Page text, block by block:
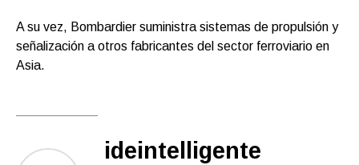
A su vez, Bombardier suministra sistemas de propulsión y
señalización a otros fabricantes del sector ferroviario en
Asia.
ideintelligente